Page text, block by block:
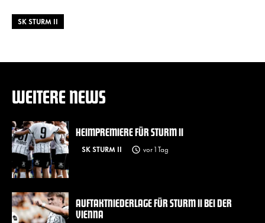
SK STURM II
WEITERE NEWS
HEIMPREMIERE FÜR STURM II
SK STURM II vor 1 Tag
AUFTAKTNIEDERLAGE FÜR STURM II BEI DER
VIENNA